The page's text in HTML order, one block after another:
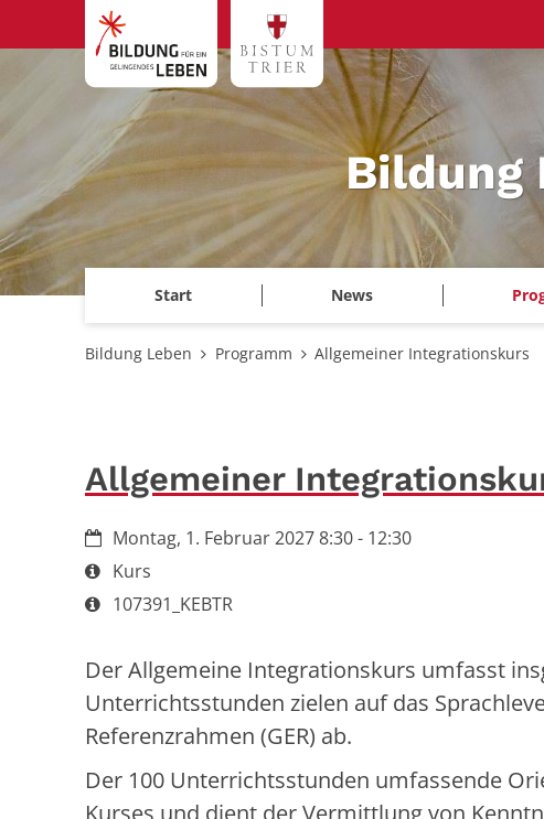
Zum Inhalt springen
Bildung
Start News
Bildung Leben Programm Allgemeiner Integrationskurs
Allgemeiner
Datum:Montag, 1. Februar 2027 8:30 - 12:30
Art bzw. Nummer:
Kurs
Art bzw. Nummer:
107391_KEBTR
Der Allgemeine Integrationskurs umfasst
Unterrichtsstunden zielen auf das
Referenzrahmen (GER) ab.
Der 100 Unterrichtsstunden umfassende
Kurses und dient der Vermittlung von